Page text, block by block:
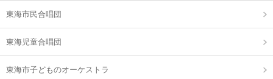
東海市民合唱団
東海児童合唱団
東海市子どものオーケストラ